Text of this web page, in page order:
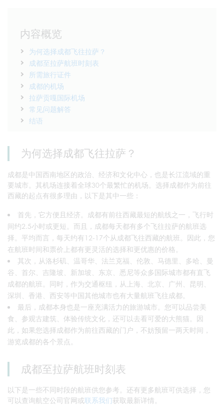
内容概览
为何选择成都飞往拉萨？
成都至拉萨航班时刻表
所需旅行证件
成都的机场
拉萨贡嘎国际机场
常见问题解答
结语
为何选择成都飞往拉萨？
成都是中国西南地区的政治、经济和文化中心，也是长江流域的重
要城市。其机场连接着全球30个最繁忙的机场。选择成都作为前往
西藏的起点有很多理由，以下是其中一些：
首先，它方便且经济。成都有前往西藏最短的航线之一，飞行时
间约2.5小时或更短。而且，成都每天都有多个飞往拉萨的航班选
择。平均而言，每天约有12-17个从成都飞往西藏的航班。因此，您
在航班时间和票价上都有更灵活的选择和更优惠的价格。
其次，从洛杉矶、温哥华、法兰克福、伦敦、马德里、多哈、曼
谷、首尔、吉隆坡、新加坡、东京、悉尼等众多国际城市都有直飞
成都的航班。同时，作为交通枢纽，从上海、北京、广州、昆明、
深圳、香港、西安等中国其他城市也有大量航班飞往成都。
最后，成都本身也是一座充满活力的旅游城市。您可以品尝美
食、参观古建筑、体验传统文化，还可以去看可爱的大熊猫。因
此，如果您选择成都作为前往西藏的门户，不妨预留一两天时间，
游览成都的各个景点。
成都至拉萨航班时刻表
以下是一些不同时段的航班供您参考。还有更多航班可供选择，您
可以查询航空公司官网或联系我们获取最新详情。